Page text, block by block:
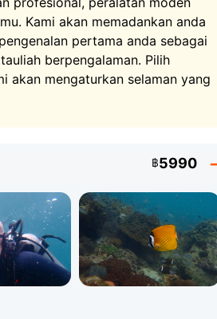
menyelam profesional anda
dan membimbing anda melalui
putih dan pilihan untuk
ini sesuai untuk seluruh
boleh menikmati snorkeling.
Kami akan memadankan anda
pertama anda sebagai
berpengalaman. Pilih
akan mengaturkan selaman yang
฿5990